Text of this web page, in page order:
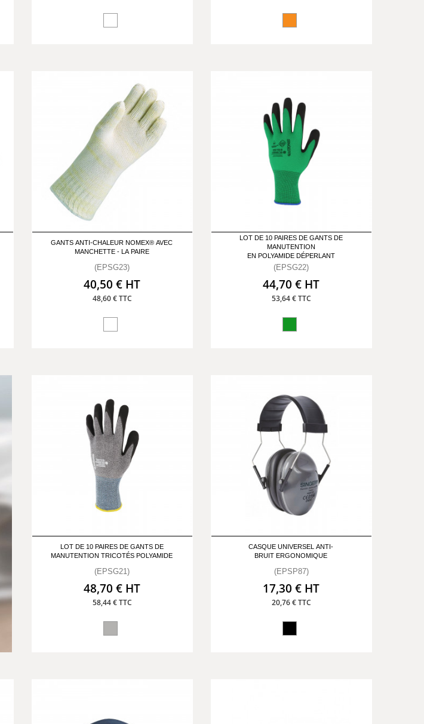
GANTS ANTI-CHALEUR NOMEX® AVEC
MANCHETTE - LA PAIRE
(EPSG23)
40,50 € HT
48,60 € TTC
LOT DE 10 PAIRES DE GANTS DE
MANUTENTION
EN POLYAMIDE DÉPERLANT
(EPSG22)
44,70 € HT
53,64 € TTC
LOT DE 10 PAIRES DE GANTS DE
MANUTENTION TRICOTÉS POLYAMIDE
(EPSG21)
48,70 € HT
58,44 € TTC
CASQUE UNIVERSEL ANTI-
BRUIT ERGONOMIQUE
(EPSP87)
17,30 € HT
20,76 € TTC